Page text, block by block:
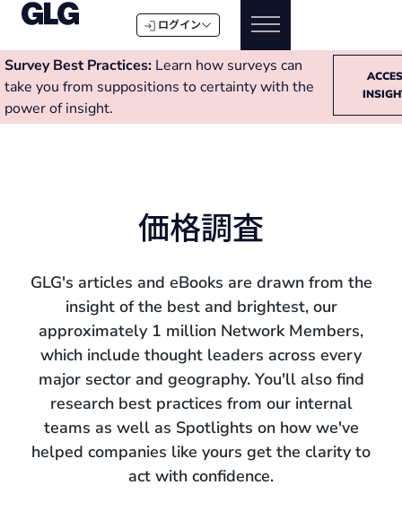
ログイン
Survey Best Practices: Learn how surveys can
take you from suppositions to certainty with the
power of insight.
価格調査
GLG's articles and eBooks are drawn from the
insight of the best and brightest, our
approximately 1 million Network Members,
which include thought leaders across every
major sector and geography. You'll also find
research best practices from our internal
teams as well as Spotlights on how we've
helped companies like yours get the clarity to
act with confidence.